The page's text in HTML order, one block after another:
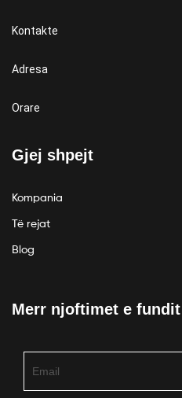
Kontakte
Adresa
Orare
Gjej shpejt
Kompania
Të rejat
Blog
Merr njoftimet e fundit